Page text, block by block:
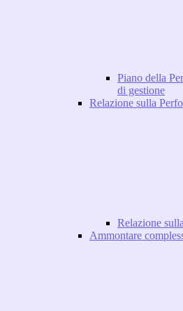
Piano della
di gestione
Relazione sulla
Relazione
Ammontare